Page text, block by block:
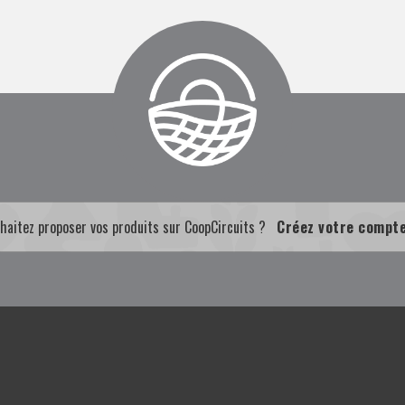
proposer vos produits sur CoopCircuits ? Créez votre